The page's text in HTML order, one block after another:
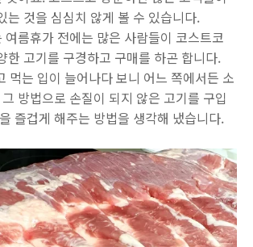
는 것을 심심치 않게 볼 수 있습니다.
여름휴가 전에는 많은 사람들이 코스트코
한 고기를 구경하고 구매를 하곤 합니다.
먹는 입이 늘어나다 보니 어느 쪽에서든 소
방법으로 손질이 되지 않은 고기를 구입
즐겁게 해주는 방법을 생각해 냈습니다.